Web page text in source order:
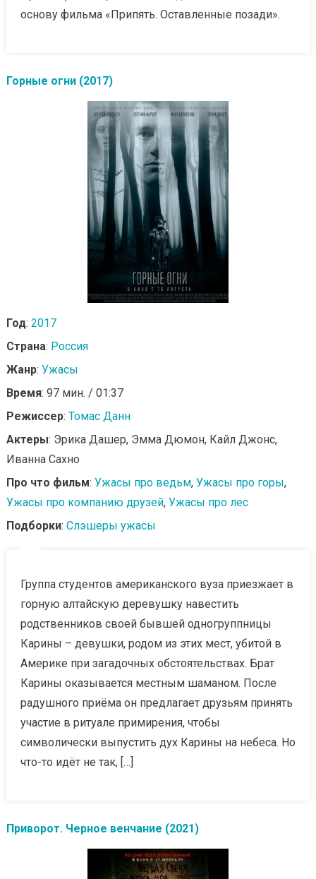
основу фильма «Припять. Оставленные позади».
Горные огни (2017)
Год: 2017
Страна: Россия
Жанр: Ужасы
Время: 97 мин. / 01:37
Режиссер: Томас Данн
Актеры: Эрика Дашер, Эмма Дюмон, Кайл Джонс,
Иванна Сахно
Про что фильм: Ужасы про ведьм, Ужасы про горы,
Ужасы про компанию друзей, Ужасы про лес
Подборки: Слэшеры ужасы
Группа студентов американского вуза приезжает в
горную алтайскую деревушку навестить
родственников своей бывшей одногруппницы
Карины – девушки, родом из этих мест, убитой в
Америке при загадочных обстоятельствах. Брат
Карины оказывается местным шаманом. После
радушного приёма он предлагает друзьям принять
участие в ритуале примирения, чтобы
символически выпустить дух Карины на небеса. Но
что-то идёт не так, […]
Приворот. Черное венчание (2021)